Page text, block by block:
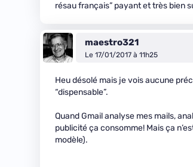
résau français” payant et très bien
maestro321
Le 17/01/2017 à 11h25
Heu désolé mais je vois aucune
“dispensable”.
Quand Gmail analyse mes mails,
publicité ça consomme! Mais ça
modèle).